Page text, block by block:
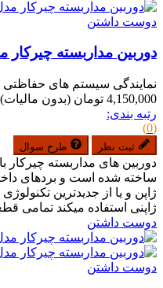
دوست داشتن
دوربین مداربسته چیرکار مدل
نمایندگی سیستم های حفاظتی
4,150,000 تومان
(بدون مالیات)
رتبه بندی:
(0)
ثبت نظر طرح سوال
دوربین های مداربسته چیرکار
ژاپن و یا از جدیدترین
ژاپنی استفاده میکند تمامی
دوست داشتن
دوست داشتن